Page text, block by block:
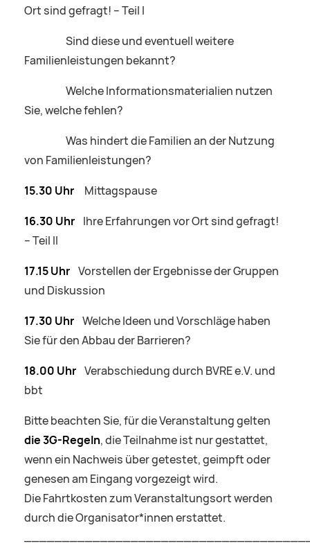
Ort sind gefragt! – Teil I
Sind diese und eventuell weitere
Familienleistungen bekannt?
Welche Informationsmaterialien nutzen
Sie, welche fehlen?
Was hindert die Familien an der Nutzung
von Familienleistungen?
15.30 Uhr Mittagspause
16.30 Uhr Ihre Erfahrungen vor Ort sind gefragt!
– Teil II
17.15 Uhr Vorstellen der Ergebnisse der Gruppen
und Diskussion
17.30 Uhr Welche Ideen und Vorschläge haben
Sie für den Abbau der Barrieren?
18.00 Uhr Verabschiedung durch BVRE e.V. und
bbt
Bitte beachten Sie, für die Veranstaltung gelten
die 3G-Regeln, die Teilnahme ist nur gestattet,
wenn ein Nachweis über getestet, geimpft oder
genesen am Eingang vorgezeigt wird.
Die Fahrtkosten zum Veranstaltungsort werden
durch die Organisator*innen erstattet.